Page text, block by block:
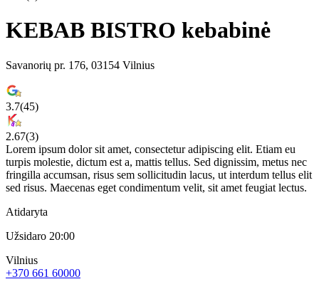
KEBAB BISTRO kebabinė
Savanorių pr. 176, 03154 Vilnius
3.7(45)
2.67(3)
Lorem ipsum dolor sit amet, consectetur adipiscing elit. Etiam eu
turpis molestie, dictum est a, mattis tellus. Sed dignissim, metus nec
fringilla accumsan, risus sem sollicitudin lacus, ut interdum tellus elit
sed risus. Maecenas eget condimentum velit, sit amet feugiat lectus.
Atidaryta
Užsidaro 20:00
Vilnius
+370 661 60000